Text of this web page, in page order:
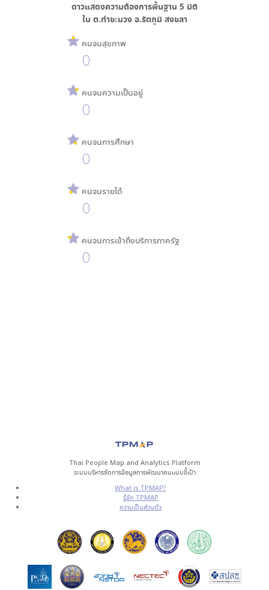
ดาวแสดงความต้องการพื้นฐาน 5 มิติ
ใน ต.ท่าชะมวง อ.รัตภูมิ สงขลา
คนจนสุขภาพ
0
คนจนความเป็นอยู่
0
คนจนการศึกษา
0
คนจนรายได้
0
คนจนการเข้าถึงบริการภาครัฐ
0
Thai People Map and Analytics Platform
ระบบบริหารจัดการข้อมูลการพัฒนาคนแบบชี้เป้า
What is TPMAP?
รู้จัก TPMAP
ความเป็นส่วนตัว